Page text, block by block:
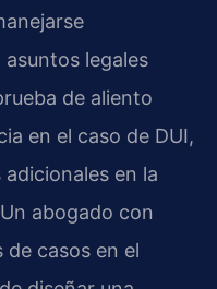
legales
de aliento
en el caso de DUI,
en la
abogado con
casos en el